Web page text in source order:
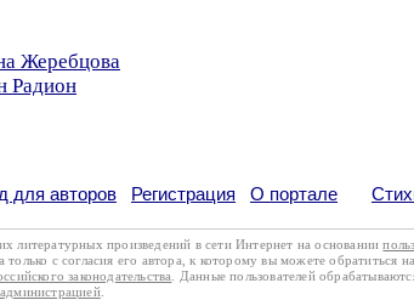
Жеребцова
Радион
для авторов Регистрация О портале
литературных произведений в сети Интернет на основании
только с согласия его автора, к которому вы можете обратиться
законодательства . Данные пользователей
администрацией.